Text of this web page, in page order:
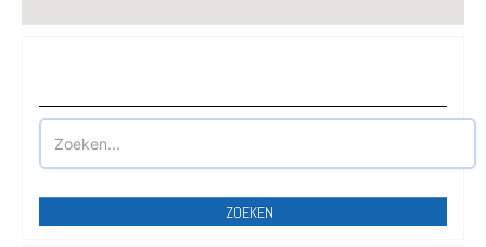
ZOEKEN